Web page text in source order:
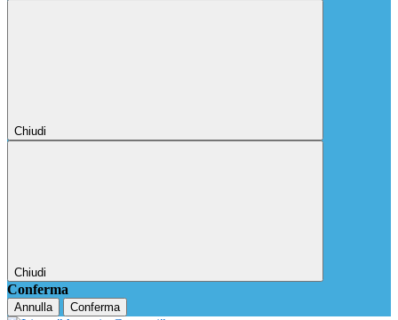
Chiudi
Chiudi
Conferma
Annulla Conferma